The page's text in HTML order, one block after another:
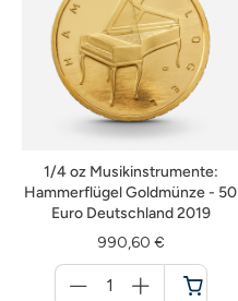
1/4 oz Musikinstrumente:
Hammerflügel Goldmünze - 50
Euro Deutschland 2019
990,60 €
für